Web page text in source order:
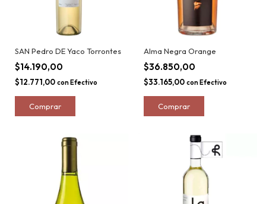
SAN Pedro DE Yaco Torrontes
$14.190,00
$12.771,00 conEfectivo
Alma Negra Orange
$36.850,00
$33.165,00 conEfectivo